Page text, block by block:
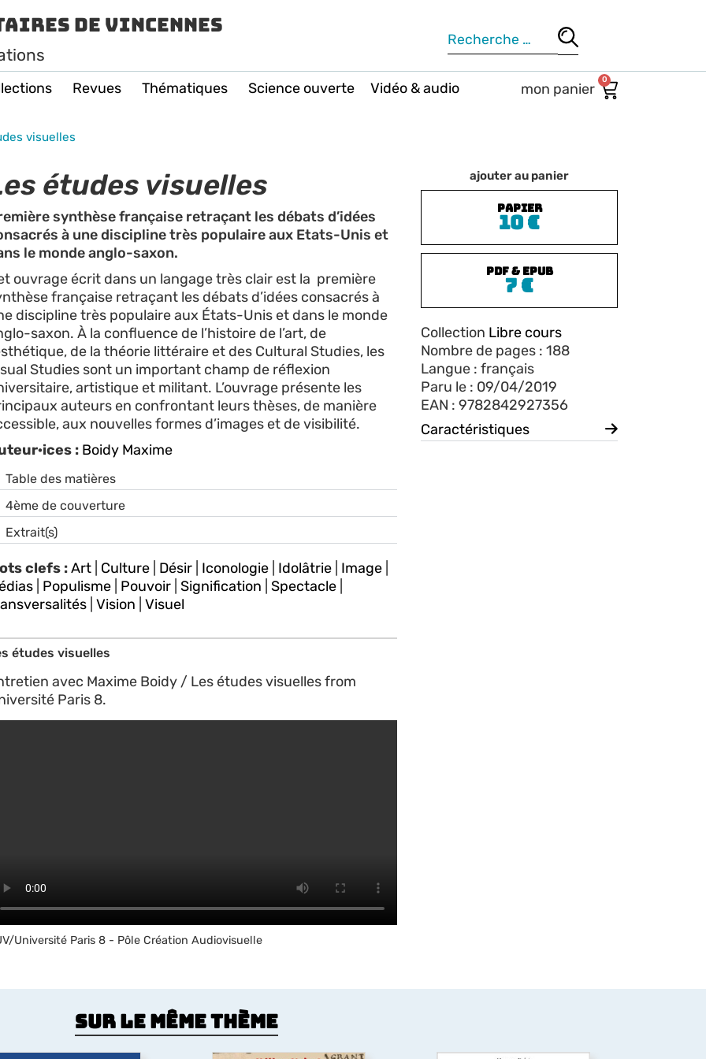
de Vincennes
Revues Thématiques Science ouverte Vidéo & audio 0
visuelles
études visuelles
synthèse française retraçant les débats d’idées
à une discipline très populaire aux Etats-Unis et
le monde anglo-saxon.
ouvrage écrit dans un langage très clair est la première
française retraçant les débats d’idées consacrés à
discipline très populaire aux États-Unis et dans le monde
saxon. À la confluence de l’histoire de l’art, de
de la théorie littéraire et des Cultural Studies, les
Studies sont un important champ de réflexion
artistique et militant. L’ouvrage présente les
auteurs en confrontant leurs thèses, de manière
aux nouvelles formes d’images et de visibilité.
: Boidy Maxime
Table des matières
4ème de couverture
Extrait(s)
clefs :Art| Culture| Désir| Iconologie| Idolâtrie| Image|
| Populisme| Pouvoir| Signification Spectacle|
| Vision Visuel
études visuelles
avec Maxime Boidy / Les études visuelles from
Paris 8.
Université Paris 8 - Pôle Création Audiovisuelle
ajouter au panier
PAPIER
10€
PDF & EPUB
7€
Collection Libre cours
Nombre de pages : 188
Langue : français
Paru le : 09/04/2019
EAN : 9782842927356
Caractéristiques
Sur le même thème